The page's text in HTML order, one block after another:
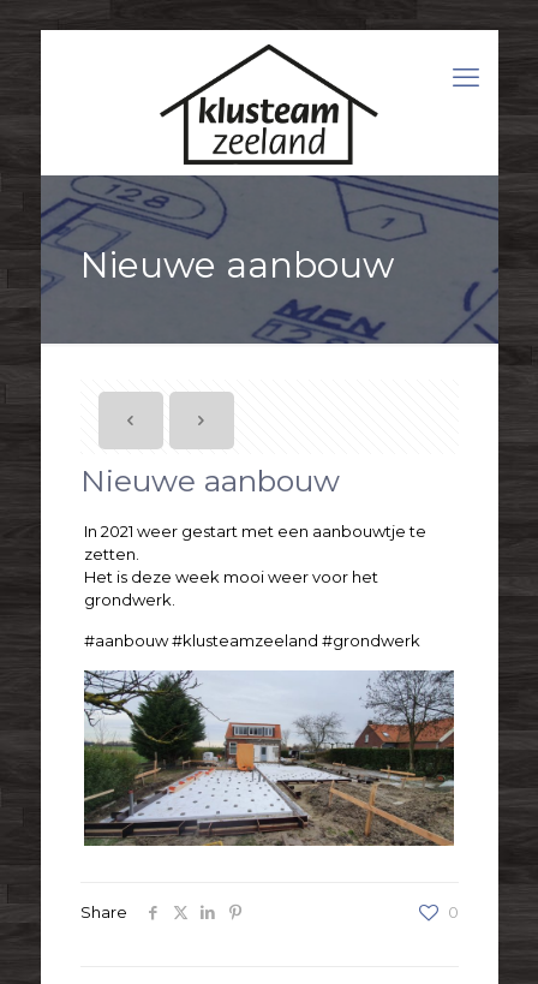
Nieuwe aanbouw
Nieuwe aanbouw
In 2021 weer gestart met een aanbouwtje te
zetten.
Het is deze week mooi weer voor het
grondwerk.
#aanbouw #klusteamzeeland #grondwerk
Share 0